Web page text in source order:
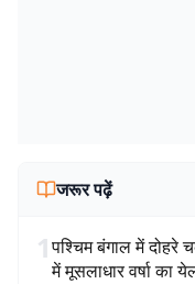
जरूर पढ़ें
1पश्चिम बंगाल में
में मूसलाधार वर्षा का